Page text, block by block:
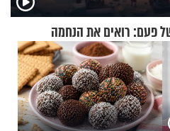
פעם: רואים את הנחמה